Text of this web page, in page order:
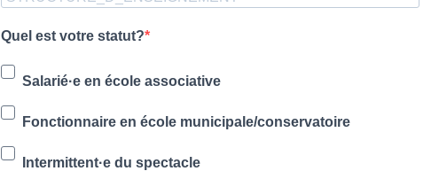
Quel est votre statut?
Salarié·e en école associative
Fonctionnaire en école municipale/conservatoire
Intermittent·e du spectacle